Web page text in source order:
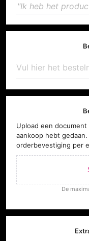
Upload een
aankoop hebt
orderbevestiging per
De